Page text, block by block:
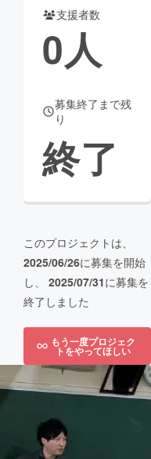
CAMPFIRE Creation
支援者数
0人
募集終了まで残
り
終了
このプロジェクトは、
2025/06/26に募集を開始
し、 2025/07/31に募集を
終了しました
もう一度プロジェク
トをやってほしい